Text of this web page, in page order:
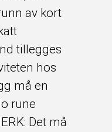
av kort
tillegges
hos
må en
rune
Det må